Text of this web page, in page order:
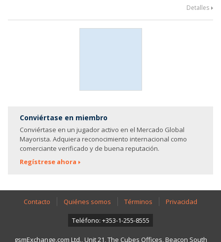
Detalles
Conviértase en miembro
Conviértase en un jugador activo en el Mercado Global
Mayorista. Adquiera reconocimiento internacional como
comerciante verificado y de buena reputación.
Regístrese ahora
Contacto Quiénes somos Términos Privacidad
Teléfono: +353-1-255-8555
gsmExchange.com Ltd., Unit 21, The Cubes Offices, Beacon South